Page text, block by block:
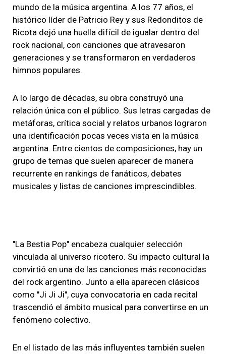
mundo de la música argentina. A los 77 años, el
histórico líder de Patricio Rey y sus Redonditos de
Ricota dejó una huella difícil de igualar dentro del
rock nacional, con canciones que atravesaron
generaciones y se transformaron en verdaderos
himnos populares.
A lo largo de décadas, su obra construyó una
relación única con el público. Sus letras cargadas de
metáforas, crítica social y relatos urbanos lograron
una identificación pocas veces vista en la música
argentina. Entre cientos de composiciones, hay un
grupo de temas que suelen aparecer de manera
recurrente en rankings de fanáticos, debates
musicales y listas de canciones imprescindibles.
"La Bestia Pop" encabeza cualquier selección
vinculada al universo ricotero. Su impacto cultural la
convirtió en una de las canciones más reconocidas
del rock argentino. Junto a ella aparecen clásicos
como "Ji Ji Ji", cuya convocatoria en cada recital
trascendió el ámbito musical para convertirse en un
fenómeno colectivo.
En el listado de las más influyentes también suelen